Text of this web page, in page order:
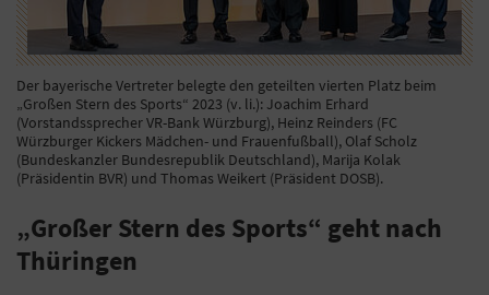
Der bayerische Vertreter belegte den geteilten vierten Platz beim
„Großen Stern des Sports“ 2023 (v. li.): Joachim Erhard
(Vorstandssprecher VR-Bank Würzburg), Heinz Reinders (FC
Würzburger Kickers Mädchen- und Frauenfußball), Olaf Scholz
(Bundeskanzler Bundesrepublik Deutschland), Marija Kolak
(Präsidentin BVR) und Thomas Weikert (Präsident DOSB).
„Großer Stern des Sports“ geht nach
Thüringen